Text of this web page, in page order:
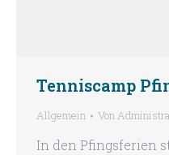
Tenniscamp
Allgemein Von
In den Pfingsferien